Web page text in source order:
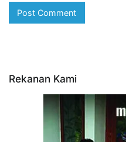
Rekanan Kami